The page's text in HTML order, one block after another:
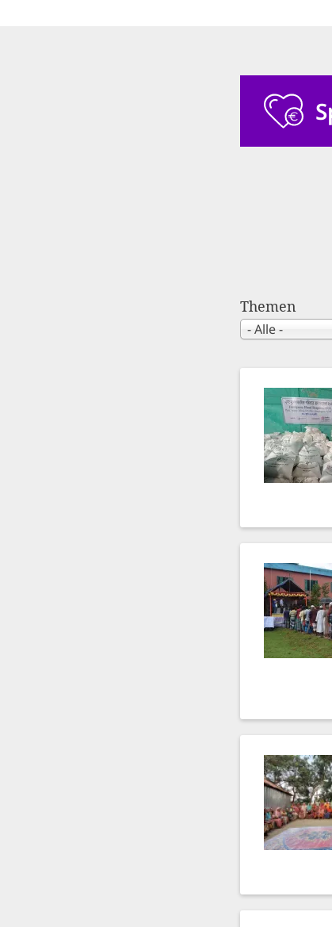
Themen